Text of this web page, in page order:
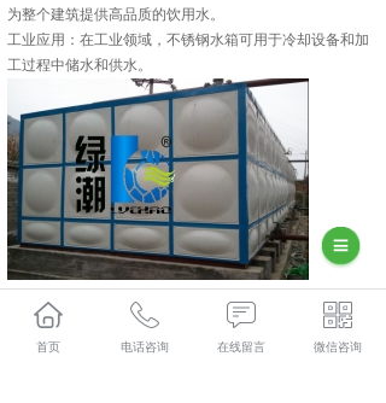
为整个建筑提供高品质的饮用水。
工业应用：在工业领域，不锈钢水箱可用于冷却设备和加
工过程中储水和供水。
都匀不锈钢水箱厂家怎么样？都匀不锈钢水箱加工哪家便
宜？都匀不锈钢水箱制造哪家好？贵州绿潮环保科技有限
首页 电话咨询 在线留言 微信咨询